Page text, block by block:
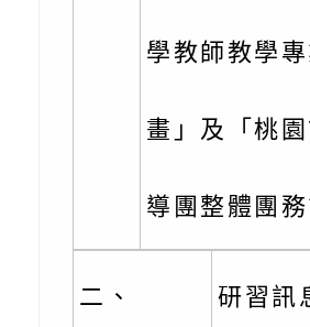
童過敏免
講】親職講
「小桃家6
約幸福生
坊」、「
座」、「
家庭好時光
檢送桃園
字稿及
轉知財團
立蘆葦啟
而立》蘆葦
成果分享會
有關桃園
學辦理115
充實方案
檢送桃園市
字稿及
有關桃園
學教師教學
畫」及「桃
導團整體團
二、 研習訊